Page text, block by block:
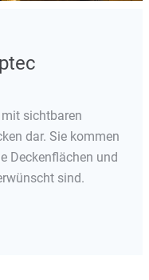
sichtbaren
dar. Sie kommen
Deckenflächen und
sind.